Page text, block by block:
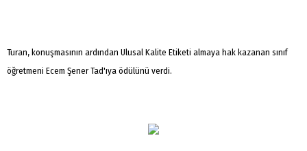
Turan, konuşmasının ardından Ulusal Kalite Etiketi almaya hak kazanan sınıf
öğretmeni Ecem Şener Tad'ıya ödülünü verdi.